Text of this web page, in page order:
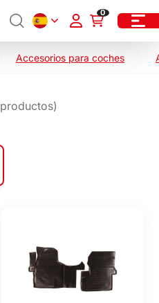
0
Accesorios para coches
productos)